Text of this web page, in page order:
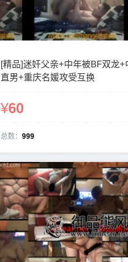
[精品]迷奸父亲+中年被BF双龙+
直男+重庆名媛攻受互换
¥60
总数： 999